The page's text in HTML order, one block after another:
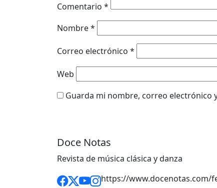
Comentario *
Nombre*
Correo electrónico *
Web
Guarda mi nombre, correo electrónico
Doce Notas
Revista de música clásica y danza
https://www.docenotas.com/